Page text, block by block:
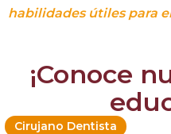
habilidades útiles para
¡Conoce
Cirujano Dentista